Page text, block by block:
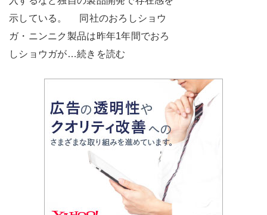
示している。 同社のおろしショウ
ガ・ニンニク製品は昨年1年間でおろ
しショウガが…続きを読む